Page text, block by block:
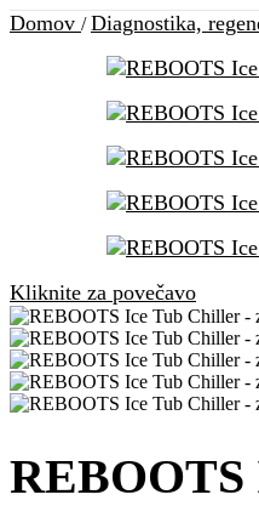
Domov / Diagnostika,
Kliknite za povečavo
REBOOTS